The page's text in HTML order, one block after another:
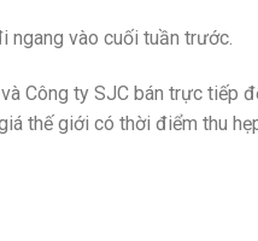
ngang vào cuối tuần trước.
Công ty SJC bán trực tiếp
thế giới có thời điểm thu